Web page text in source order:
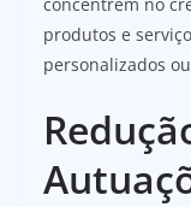
produtos e
personalizados